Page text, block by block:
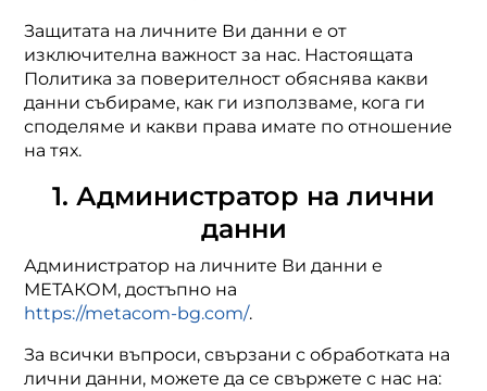
Защитата на личните Ви данни е от
изключителна важност за нас. Настоящата
Политика за поверителност обяснява какви
данни събираме, как ги използваме, кога ги
споделяме и какви права имате по отношение
на тях.
1. Администратор на лични
данни
Администратор на личните Ви данни е
МЕТАКОМ, достъпно на
https://metacom-bg.com/.
За всички въпроси, свързани с обработката на
лични данни, можете да се свържете с нас на: